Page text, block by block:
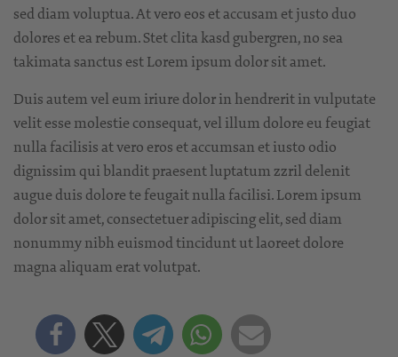
sed diam voluptua. At vero eos et accusam et justo duo
dolores et ea rebum. Stet clita kasd gubergren, no sea
takimata sanctus est Lorem ipsum dolor sit amet.
Duis autem vel eum iriure dolor in hendrerit in vulputate
velit esse molestie consequat, vel illum dolore eu feugiat
nulla facilisis at vero eros et accumsan et iusto odio
dignissim qui blandit praesent luptatum zzril delenit
augue duis dolore te feugait nulla facilisi. Lorem ipsum
dolor sit amet, consectetuer adipiscing elit, sed diam
nonummy nibh euismod tincidunt ut laoreet dolore
magna aliquam erat volutpat.